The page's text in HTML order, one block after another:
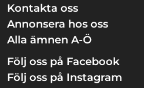
Kontakta oss
Annonsera hos oss
Alla ämnen A-Ö
Följ oss på Facebook
Följ oss på Instagram